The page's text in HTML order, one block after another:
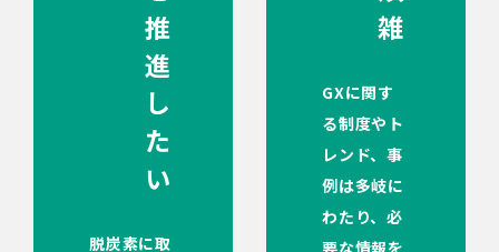
推
進
し
た
い
脱炭素に取
雑
GXに関す
る制度やト
レンド、事
例は多岐に
わたり、必